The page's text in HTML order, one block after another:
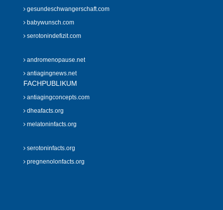
gesundeschwangerschaft.com
babywunsch.com
serotonindefizit.com
andromenopause.net
antiagingnews.net
FACHPUBLIKUM
antiagingconcepts.com
dheafacts.org
melatoninfacts.org
serotoninfacts.org
pregnenolonfacts.org